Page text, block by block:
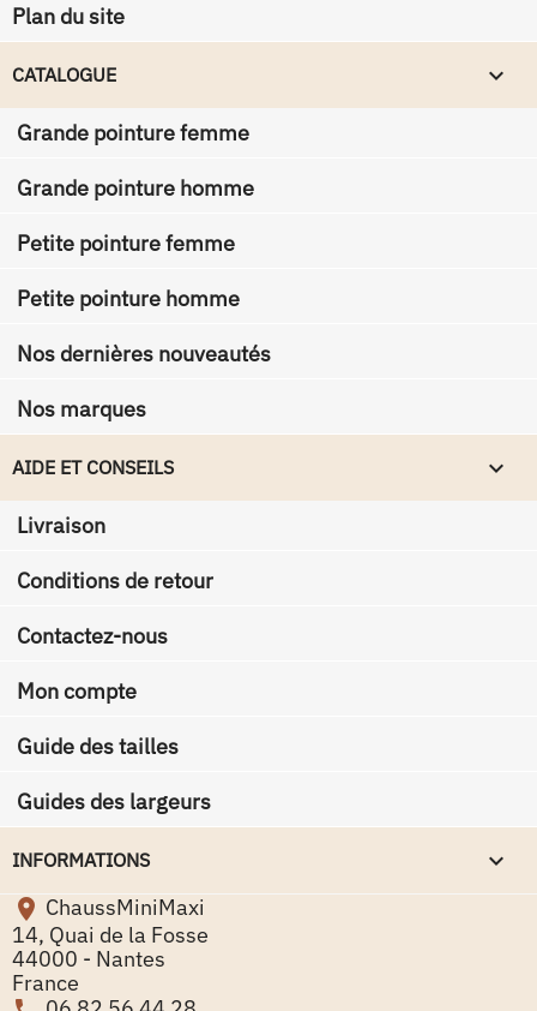
Plan du site
CATALOGUE 
Grande pointure femme
Grande pointure homme
Petite pointure femme
Petite pointure homme
Nos dernières nouveautés
Nos marques
AIDE ET CONSEILS 
Livraison
Conditions de retour
Contactez-nous
Mon compte
Guide des tailles
Guides des largeurs
INFORMATIONS
keyboard_arrow_down
 ChaussMiniMaxi
14, Quai de la Fosse
44000 - Nantes
France